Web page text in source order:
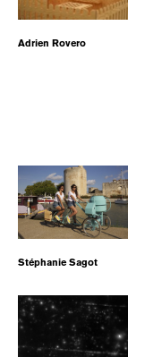
Adrien Rovero
Stéphanie Sagot